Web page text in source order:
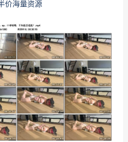
价海量资源